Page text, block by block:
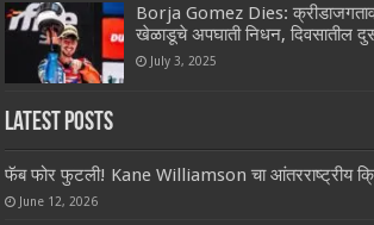
Borja Gomez Dies:
खेळाडूचे अपघाती निधन, दिवसातील
July 3, 2025
Latest Posts
फॅब फोर फुटली! Kane Williamson चा आंतरराष्ट्रीय
June 12, 2026